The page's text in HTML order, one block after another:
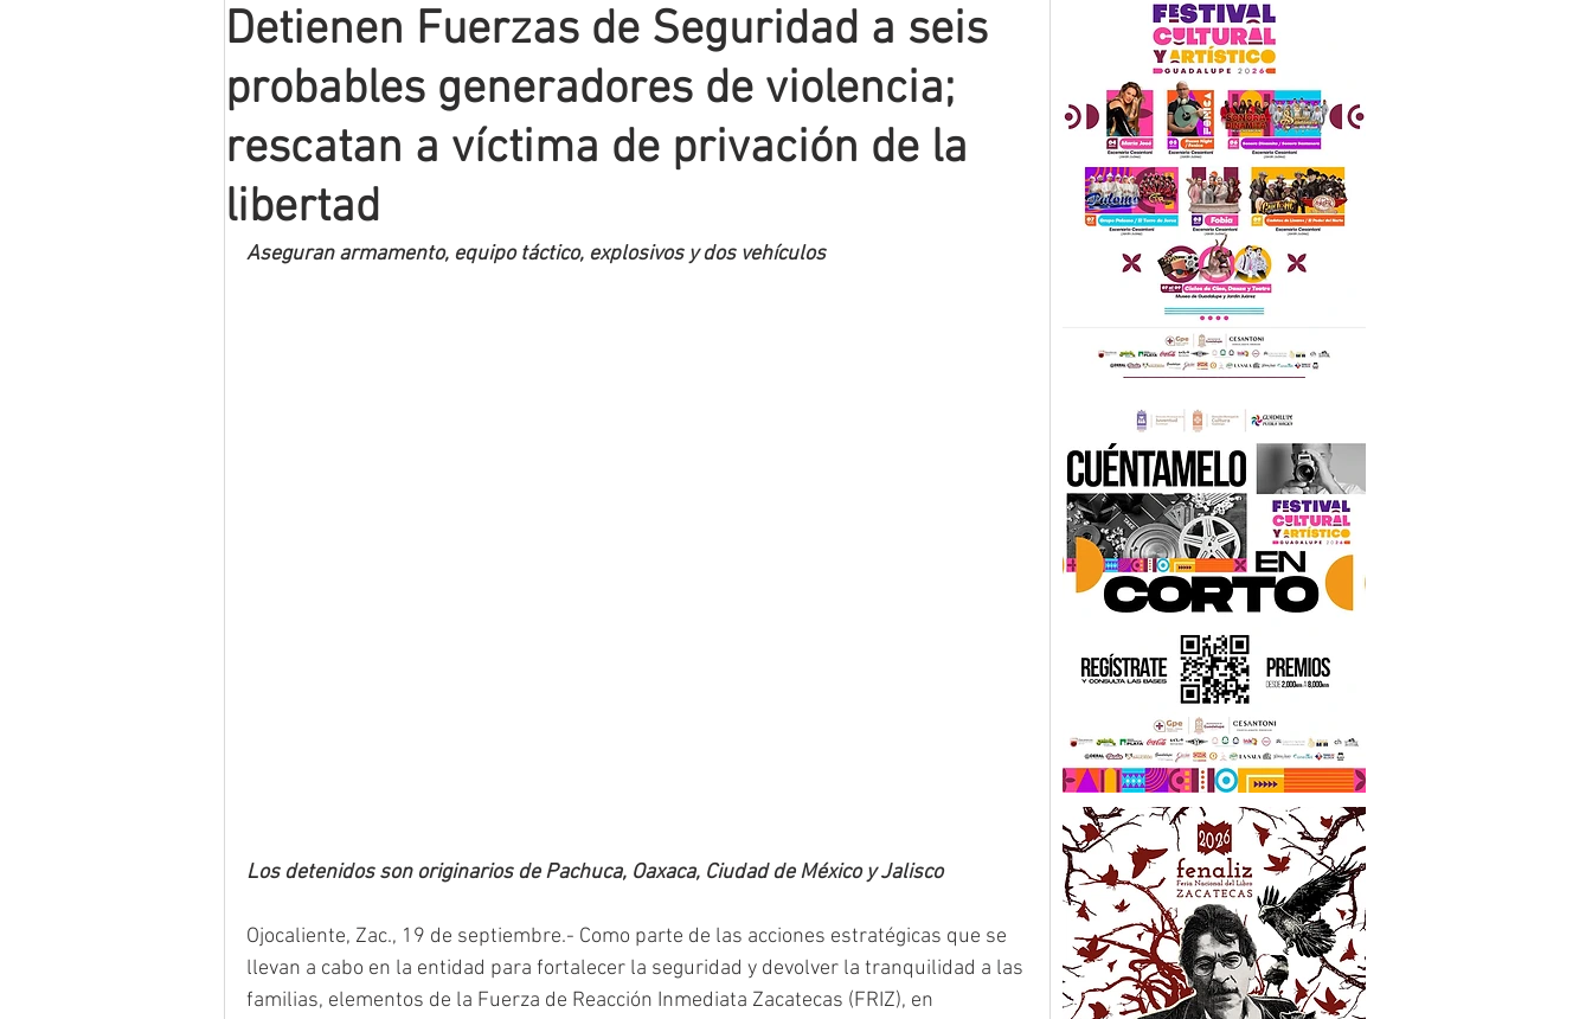
Mineros LNBP
Detienen Fuerzas de Seguridad a seis
probables generadores de violencia;
rescatan a víctima de privación de la
libertad
Aseguran armamento, equipo táctico, explosivos y dos vehículos
Los detenidos son originarios de Pachuca, Oaxaca, Ciudad de México y Jalisco
Ojocaliente, Zac., 19 de septiembre.- Como parte de las acciones estratégicas que se
llevan a cabo en la entidad para fortalecer la seguridad y devolver la tranquilidad a las
familias, elementos de la Fuerza de Reacción Inmediata Zacatecas (FRIZ), en